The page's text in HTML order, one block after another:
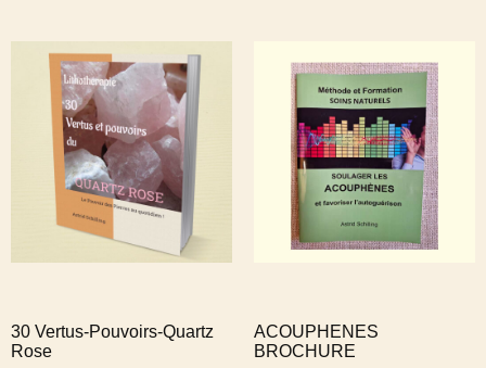
30 Vertus-Pouvoirs-Quartz
Rose
ACOUPHENES
BROCHURE